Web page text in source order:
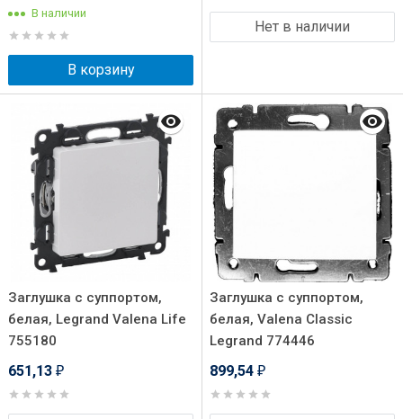
В наличии
В корзину
Нет в наличии
Заглушка с суппортом,
белая, Legrand Valena Life
755180
651,13 ₽
Заглушка с суппортом,
белая, Valena Classic
Legrand 774446
899,54 ₽